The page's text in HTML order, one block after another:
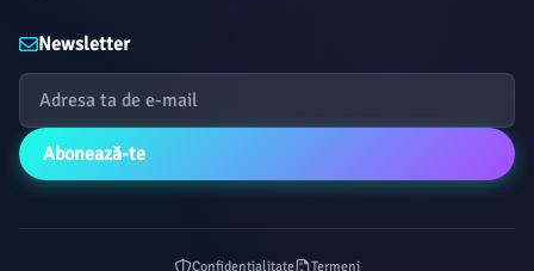
Newsletter
Abonează-te
Confidențialitate Termeni